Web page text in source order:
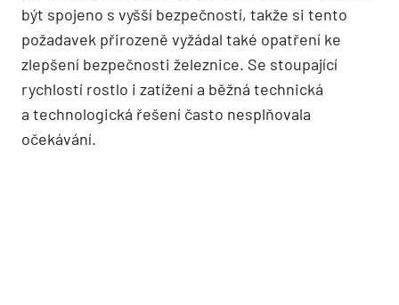
být spojeno s vyšší bezpečností, takže si tento
požadavek přirozeně vyžádal také opatření ke
zlepšení bezpečnosti železnice. Se stoupající
rychlostí rostlo i zatížení a běžná technická
a technologická řešení často nesplňovala
očekávání.